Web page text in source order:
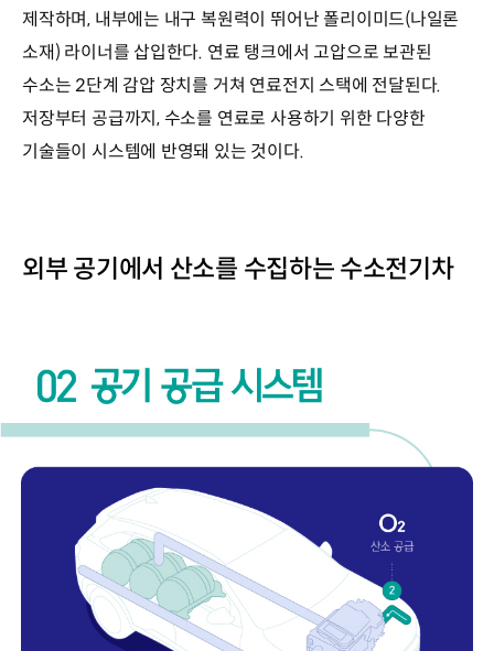
제작하며, 내부에는 내구 복원력이 뛰어난 폴리이미드(나일론
소재) 라이너를 삽입한다. 연료 탱크에서 고압으로 보관된
수소는 2단계 감압 장치를 거쳐 연료전지 스택에 전달된다.
저장부터 공급까지, 수소를 연료로 사용하기 위한 다양한
기술들이 시스템에 반영돼 있는 것이다.
외부 공기에서 산소를 수집하는 수소전기차